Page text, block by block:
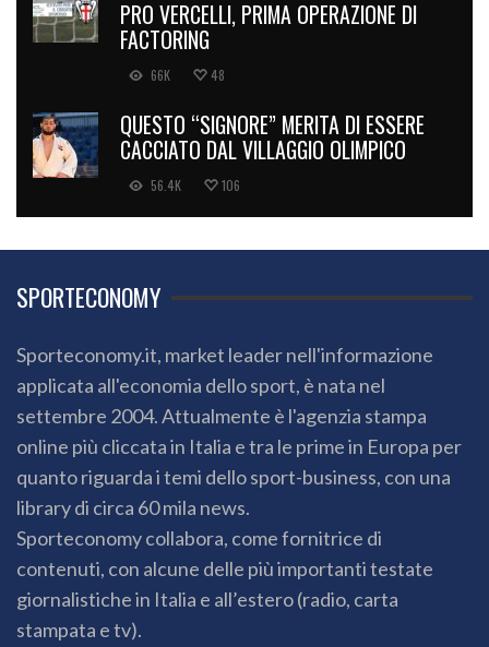
PRO VERCELLI, PRIMA OPERAZIONE DI
FACTORING
66K 48
QUESTO “SIGNORE” MERITA DI ESSERE
CACCIATO DAL VILLAGGIO OLIMPICO
56.4K 106
SPORTECONOMY
Sporteconomy.it, market leader nell'informazione
applicata all'economia dello sport, è nata nel
settembre 2004. Attualmente è l'agenzia stampa
online più cliccata in Italia e tra le prime in Europa per
quanto riguarda i temi dello sport-business, con una
library di circa 60 mila news.
Sporteconomy collabora, come fornitrice di
contenuti, con alcune delle più importanti testate
giornalistiche in Italia e all’estero (radio, carta
stampata e tv).